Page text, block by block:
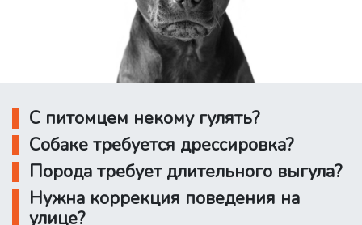
С питомцем некому гулять?
Собаке требуется дрессировка?
Порода требует длительного выгула?
Нужна коррекция поведения на
улице?